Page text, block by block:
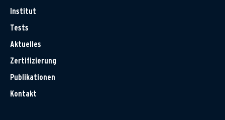
Institut
Tests
Aktuelles
Zertifizierung
Publikationen
Kontakt